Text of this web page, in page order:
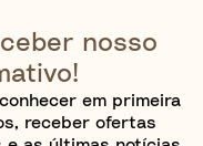
nosso
em primeira
receber ofertas